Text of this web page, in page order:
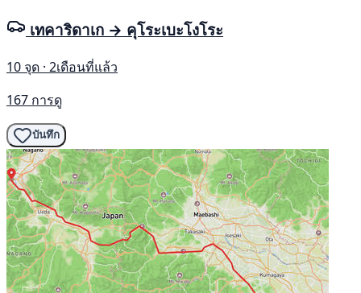
เทคาริดาเก → คุโระเบะโงโระ
10 จุด · 2เดือนที่แล้ว
167 การดู
บันทึก